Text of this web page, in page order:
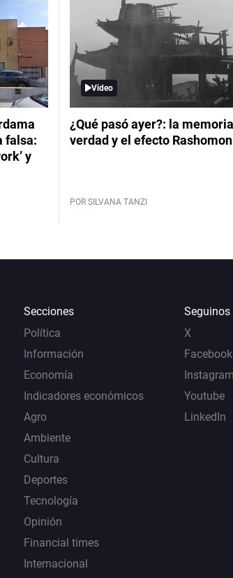
falsa:
y
Video
¿Qué pasó ayer?: la
verdad y el efecto Rashomon
POR SILVANA TANZI
Secciones
Política
Información
Economía
Indicadores económicos
Agro
Ambiente
Cultura
Deportes
Tecnología
Opinión
Financial times
Internacional
Seguinos
X
Facebook
Instagram
Youtube
LinkedIn